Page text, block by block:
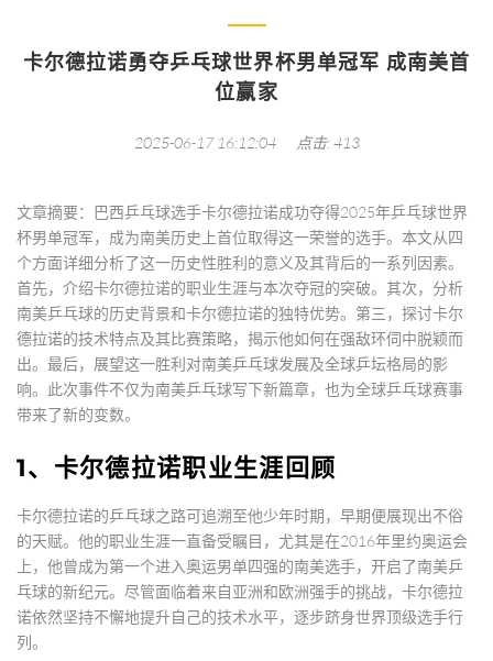
卡尔德拉诺勇夺乒乓球世界杯男单冠军 成南美首
位赢家
2025-06-17 16:12:04 点击: 413
文章摘要：巴西乒乓球选手卡尔德拉诺成功夺得2025年乒乓球世界
杯男单冠军，成为南美历史上首位取得这一荣誉的选手。本文从四
个方面详细分析了这一历史性胜利的意义及其背后的一系列因素。
首先，介绍卡尔德拉诺的职业生涯与本次夺冠的突破。其次，分析
南美乒乓球的历史背景和卡尔德拉诺的独特优势。第三，探讨卡尔
德拉诺的技术特点及其比赛策略，揭示他如何在强敌环伺中脱颖而
出。最后，展望这一胜利对南美乒乓球发展及全球乒坛格局的影
响。此次事件不仅为南美乒乓球写下新篇章，也为全球乒乓球赛事
带来了新的变数。
1、卡尔德拉诺职业生涯回顾
卡尔德拉诺的乒乓球之路可追溯至他少年时期，早期便展现出不俗
的天赋。他的职业生涯一直备受瞩目，尤其是在2016年里约奥运会
上，他曾成为第一个进入奥运男单四强的南美选手，开启了南美乒
乓球的新纪元。尽管面临着来自亚洲和欧洲强手的挑战，卡尔德拉
诺依然坚持不懈地提升自己的技术水平，逐步跻身世界顶级选手行
列。